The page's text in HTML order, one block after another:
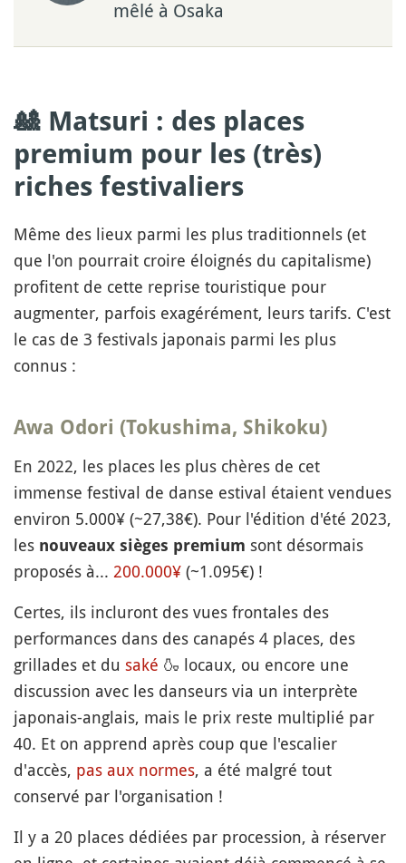
mêlé à Osaka
🎎 Matsuri : des places
premium pour les (très)
riches festivaliers
Même des lieux parmi les plus traditionnels (et
que l'on pourrait croire éloignés du capitalisme)
profitent de cette reprise touristique pour
augmenter, parfois exagérément, leurs tarifs. C'est
le cas de 3 festivals japonais parmi les plus
connus :
Awa Odori (Tokushima, Shikoku)
En 2022, les places les plus chères de cet
immense festival de danse estival étaient vendues
environ 5.000¥ (~27,38€). Pour l'édition d'été 2023,
les nouveaux sièges premium sont désormais
proposés à... 200.000¥ (~1.095€) !
Certes, ils incluront des vues frontales des
performances dans des canapés 4 places, des
grillades et du saké 🍶 locaux, ou encore une
discussion avec les danseurs via un interprète
japonais-anglais, mais le prix reste multiplié par
40. Et on apprend après coup que l'escalier
d'accès, pas aux normes, a été malgré tout
conservé par l'organisation !
Il y a 20 places dédiées par procession, à réserver